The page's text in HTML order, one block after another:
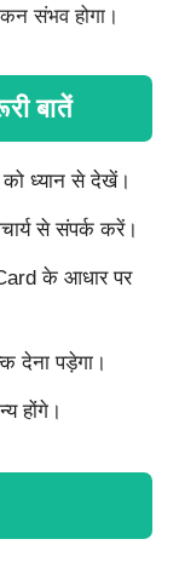
संभव होगा।
बातें
ध्यान से देखें।
से संपर्क करें।
के आधार पर
देना पड़ेगा।
होंगे।